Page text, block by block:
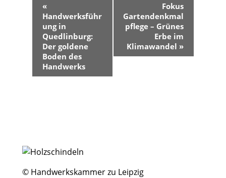
t
g
-
N
«
Handwerksführ
ung in
Quedlinburg:
Der goldene
Boden des
Handwerks
Fokus
Gartendenkmal
pflege – Grünes
Erbe im
Klimawandel »
© Handwerkskammer zu Leipzig